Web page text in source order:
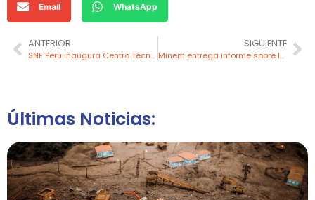
Email WhatsApp
ANTERIOR
SNF Perú inaugura Centro Técnico para mejorar la experiencia de sus clientes
SIGUIENTE
Minem entrega informe sobre la minería a pequeña escala para fortalecer la Ley MAPE
Últimas Noticias: